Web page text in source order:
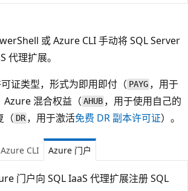
或 Azure CLI 手动将 SQL Server
代理扩展。
证类型，形式为即用即付（ PAYG ，用于
Azure 混合权益（ AHUB ，用于使用自己的
（ DR ，用于激活免费 DR 副本许可证）。
Azure CLI Azure 门户
门户向 SQL IaaS 代理扩展注册 SQL